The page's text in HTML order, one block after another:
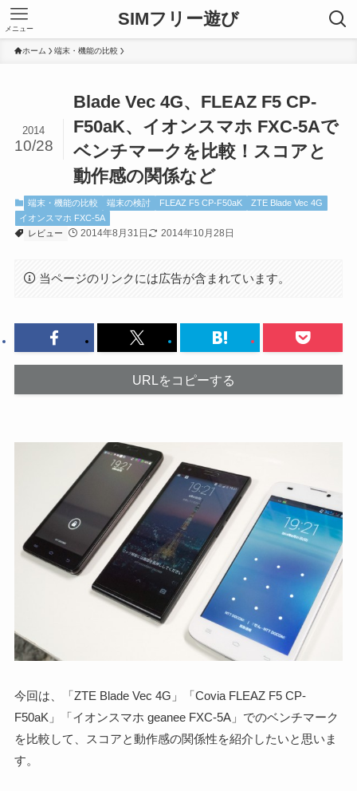
SIMフリー遊び
メニュー
ホーム 端末・機能の比較
Blade Vec 4G、FLEAZ F5 CP-
F50aK、イオンスマホ FXC-5Aで
ベンチマークを比較！スコアと
動作感の関係など
2014
10/28
端末・機能の比較 端末の検討 FLEAZ F5 CP-F50aK
ZTE Blade Vec 4G
イオンスマホ FXC-5A
レビュー
2014年8月31日 2014年10月28日
当ページのリンクには広告が含まれています。
URLをコピーする
今回は、「ZTE Blade Vec 4G」「Covia FLEAZ F5 CP-
F50aK」「イオンスマホ geanee FXC-5A」でのベンチマーク
を比較して、スコアと動作感の関係性を紹介したいと思いま
す。